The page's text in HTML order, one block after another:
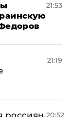
21:53
21:19
россиян,20:52